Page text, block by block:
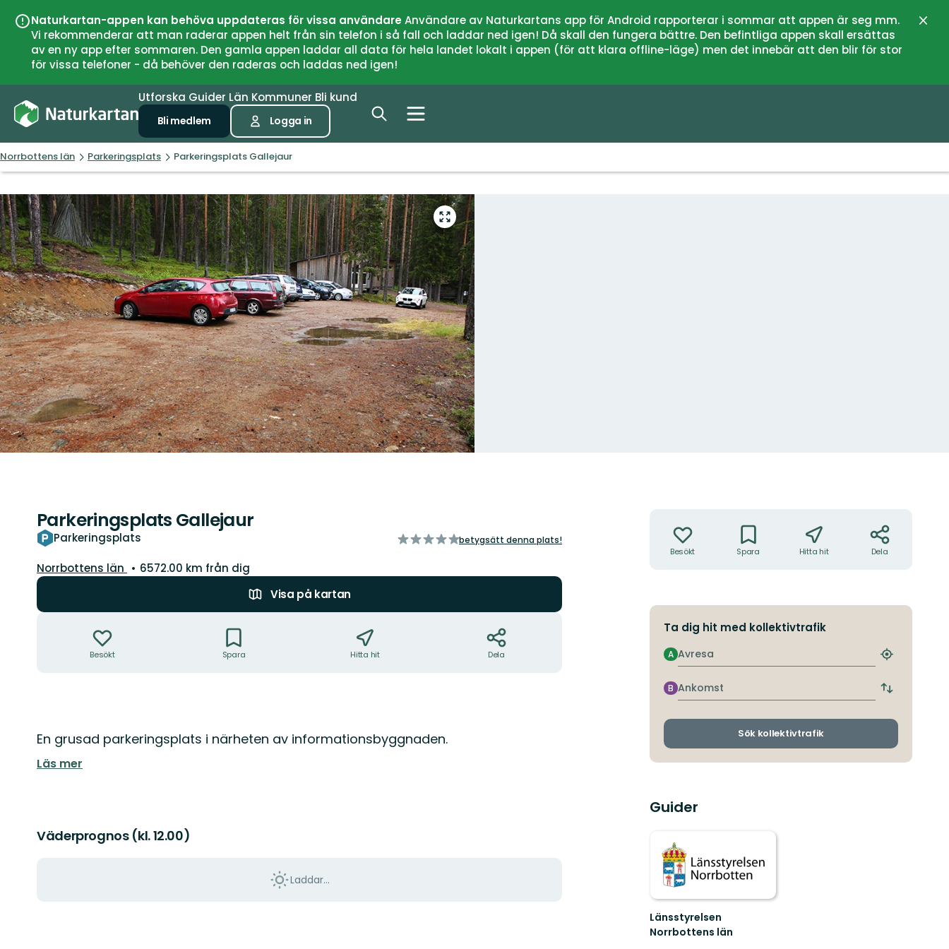
Naturkartan-appen kan behöva uppdateras för vissa användareAnvändare av Naturkartans app för Android rapporterar i sommar att appen är seg mm.
Vi rekommenderar att man raderar appen helt från sin telefon i så fall och laddar ned igen! Då skall den fungera bättre. Den befintliga appen skall ersättas
av en ny app efter sommaren. Den gamla appen laddar all data för hela landet lokalt i appen (för att klara offline-läge) men det innebär att den blir för stor
för vissa telefoner - då behöver den raderas och laddas ned igen!
Utforska Guider Län Kommuner Bli kund
Bli medlem Logga in
Norrbottens län Parkeringsplats Parkeringsplats Gallejaur
Gå
till
helskärmsläge
Parkeringsplats Gallejaur
Parkeringsplats
av
betygsätt denna plats!
Län:
Norrbottens län
6572.00 km från dig
Visa på kartan
Besökt Spara Hitta hit Dela
Beskrivning
En grusad parkeringsplats i närheten av informationsbyggnaden.
Läs mer
Väderprognos (kl. 12.00)
Laddar...
Besökt Spara Hitta hit Dela
Ta dig hit med kollektivtrafik
Avresa
A
Hitta
hållplats
Ankomst
B
Byt
och
Sök kollektivtrafik
Guider
Länsstyrelsen
Norrbottens län